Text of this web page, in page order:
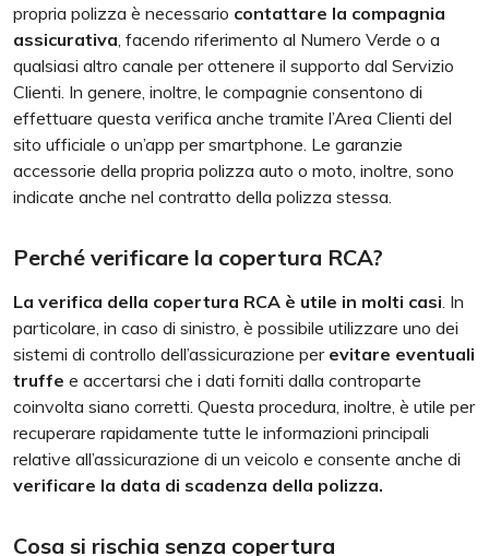
propria polizza è necessario contattare la compagnia
assicurativa , facendo riferimento al Numero Verde o a
qualsiasi altro canale per ottenere il supporto dal Servizio
Clienti. In genere, inoltre, le compagnie consentono di
effettuare questa verifica anche tramite l’Area Clienti del
sito ufficiale o un’app per smartphone. Le garanzie
accessorie della propria polizza auto o moto, inoltre, sono
indicate anche nel contratto della polizza stessa.
Perché verificare la copertura RCA?
La verifica della copertura RCA è utile in molti casi . In
particolare, in caso di sinistro, è possibile utilizzare uno dei
sistemi di controllo dell’assicurazione per evitare eventuali
truffe e accertarsi che i dati forniti dalla controparte
coinvolta siano corretti. Questa procedura, inoltre, è utile per
recuperare rapidamente tutte le informazioni principali
relative all’assicurazione di un veicolo e consente anche di
verificare la data di scadenza della polizza.
Cosa si rischia senza copertura